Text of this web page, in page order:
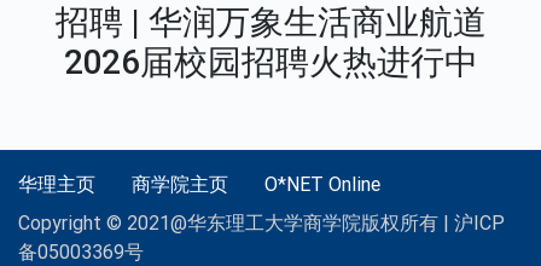
招聘 | 华润万象生活商业航道
2026届校园招聘火热进行中
华理主页 商学院主页
O*NET Online
Copyright © 2021@华东理工大学商学院版权所有 | 沪ICP
备05003369号